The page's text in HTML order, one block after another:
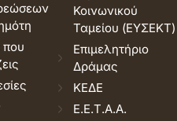
Κοινωνικού
Ταμείου (ΕΥΣΕΚΤ)
Επιμελητήριο
Δράμας
ΚΕΔΕ
Ε.Ε.Τ.Α.Α.